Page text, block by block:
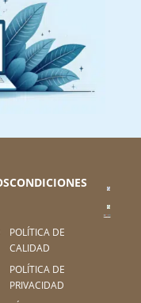
CONDICIONES
POLÍTICA DE
CALIDAD
POLÍTICA DE
PRIVACIDAD